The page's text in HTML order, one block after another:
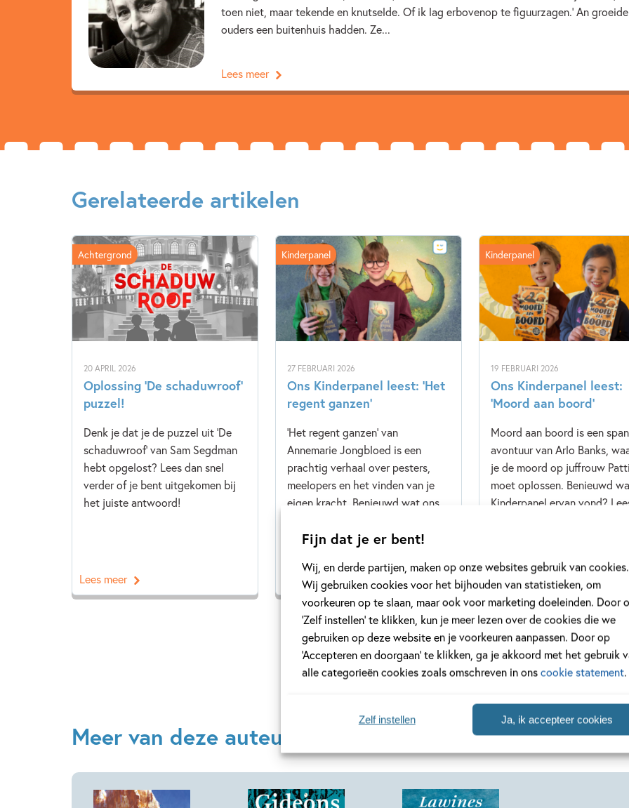
Fijn dat je er bent!
Wij, en derde partijen, maken op onze websites gebruik van cookies.
Wij gebruiken cookies voor het bijhouden van statistieken, om
voorkeuren op te slaan, maar ook voor marketing doeleinden. Door
‘Zelf instellen’ te klikken, kun je meer lezen over de cookies die we
gebruiken op deze website en je voorkeuren aanpassen. Door op
‘Accepteren en doorgaan’ te klikken, ga je akkoord met het gebruik
alle categorieën cookies zoals omschreven in onscookie statement.
Ja, ik accepteer cookies
Zelf instellen
An Rutgers van der Loeff
toen niet, maar tekende en knutselde. Of ik lag erbovenop te figuurzagen.' An
ouders een buitenhuis hadden. Ze...
Lees meer
Gerelateerde artikelen
20 APRIL 2026
Oplossing ‘De schaduwroof’
puzzel!
Denk je dat je de puzzel uit 'De
schaduwroof' van Sam Segdman
hebt opgelost? Lees dan snel
verder of je bent uitgekomen bij
het juiste antwoord!
Achtergrond
Lees meer
27 FEBRUARI 2026
Ons Kinderpanel leest: ‘Het
regent ganzen’
'Het regent ganzen' van
Annemarie Jongbloed is een
prachtig verhaal over pesters,
meelopers en het vinden van je
eigen kracht. Benieuwd wat ons
snel verder!
Kinderpanel
Lees meer
19 FEBRUARI 2026
Ons Kinderpanel leest:
‘Moord aan boord’
Moord aan boord is een
avontuur van Arlo Banks,
je de moord op juffrouw
moet oplossen. Benieuwd
Kinderpanel ervan vond?
Kinderpanel
Lees meer
Bekijk alle artikelen
Meer van deze auteur